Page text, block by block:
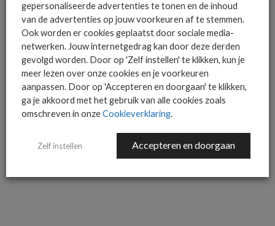
OPERATIE & ORGANISATIE
AI verandert IT-support, maar regie ontbreekt vaak
AI speelt een steeds grotere rol in IT-support- en klantomgevingen, maar veel
organisaties hebben de organisatorische randvoorwaarden nog niet op...
1 2 3 4
gepersonaliseerde advertenties te tonen en de inhoud
van de advertenties op jouw voorkeuren af te stemmen.
Ook worden er cookies geplaatst door sociale media-
netwerken. Jouw internetgedrag kan door deze derden
gevolgd worden. Door op 'Zelf instellen' te klikken, kun je
meer lezen over onze cookies en je voorkeuren
aanpassen. Door op 'Accepteren en doorgaan' te klikken,
ga je akkoord met het gebruik van alle cookies zoals
omschreven in onzeCookieverklaring.
Zelf instellen Accepteren en doorgaan